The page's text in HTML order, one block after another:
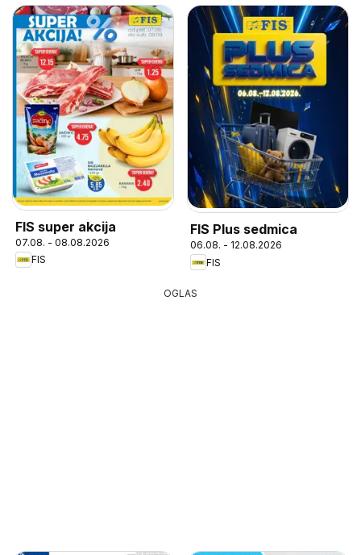
FIS super akcija
07.08. - 08.08.2026
FIS
FIS Plus sedmica
06.08. - 12.08.2026
FIS
OGLAS